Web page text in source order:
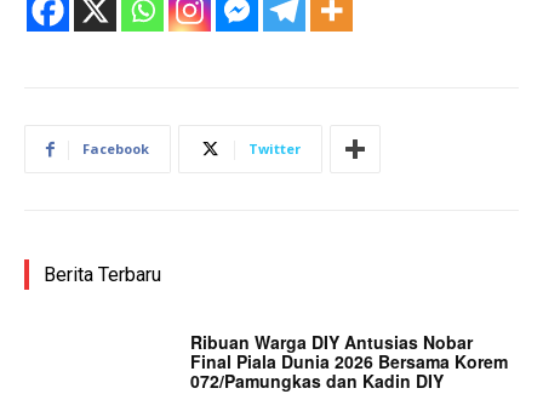
Facebook Twitter
Berita Terbaru
Ribuan Warga DIY Antusias Nobar
Final Piala Dunia 2026 Bersama Korem
072/Pamungkas dan Kadin DIY